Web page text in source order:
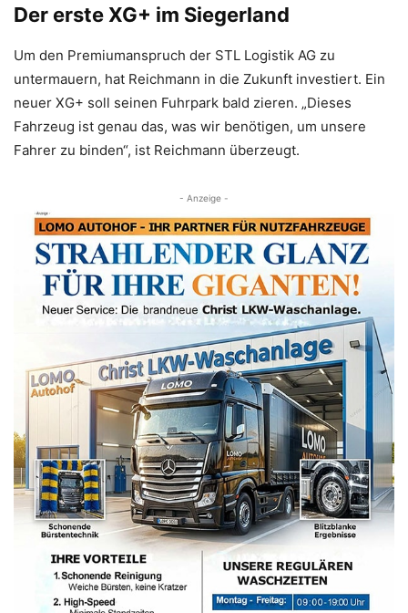
Der erste XG+ im Siegerland
Um den Premiumanspruch der STL Logistik AG zu
untermauern, hat Reichmann in die Zukunft investiert. Ein
neuer XG+ soll seinen Fuhrpark bald zieren. „Dieses
Fahrzeug ist genau das, was wir benötigen, um unsere
Fahrer zu binden“, ist Reichmann überzeugt.
- Anzeige -